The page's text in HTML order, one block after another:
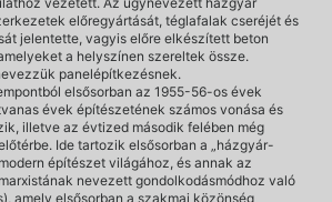
előregyártását, téglafalak cseréjét és
jelentette, vagyis előre elkészített beton
a helyszínen szereltek össze.
panelépítkezésnek.
elsősorban az 1955-56-os évek
évek építészetének számos vonása és
illetve az évtized második felében még
Ide tartozik elsősorban a „házgyár-
építészet világához, és annak az
nevezett gondolkodásmódhoz való
amely elsősorban a szakmai közönség